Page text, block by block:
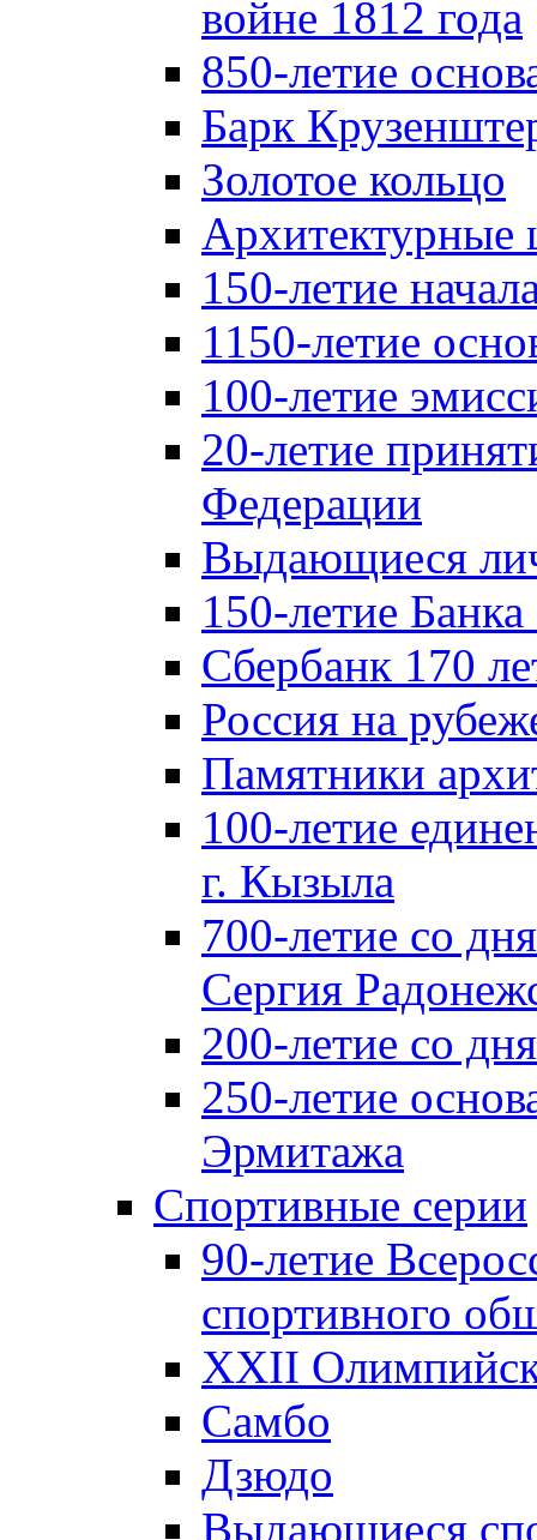
войне 1812 года
850-летие
Барк
Золотое кольцо
Архитектурные
150-летие
1150-летие
100-летие
20-летие
Федерации
Выдающиеся
150-летие
Сбербанк 170
Россия на
Памятники
100-летие
г. Кызыла
700-летие со
Сергия
200-летие со
250-летие
Эрмитажа
Спортивные серии
90-летие
спортивного
XXII
Самбо
Дзюдо
Выдающиеся